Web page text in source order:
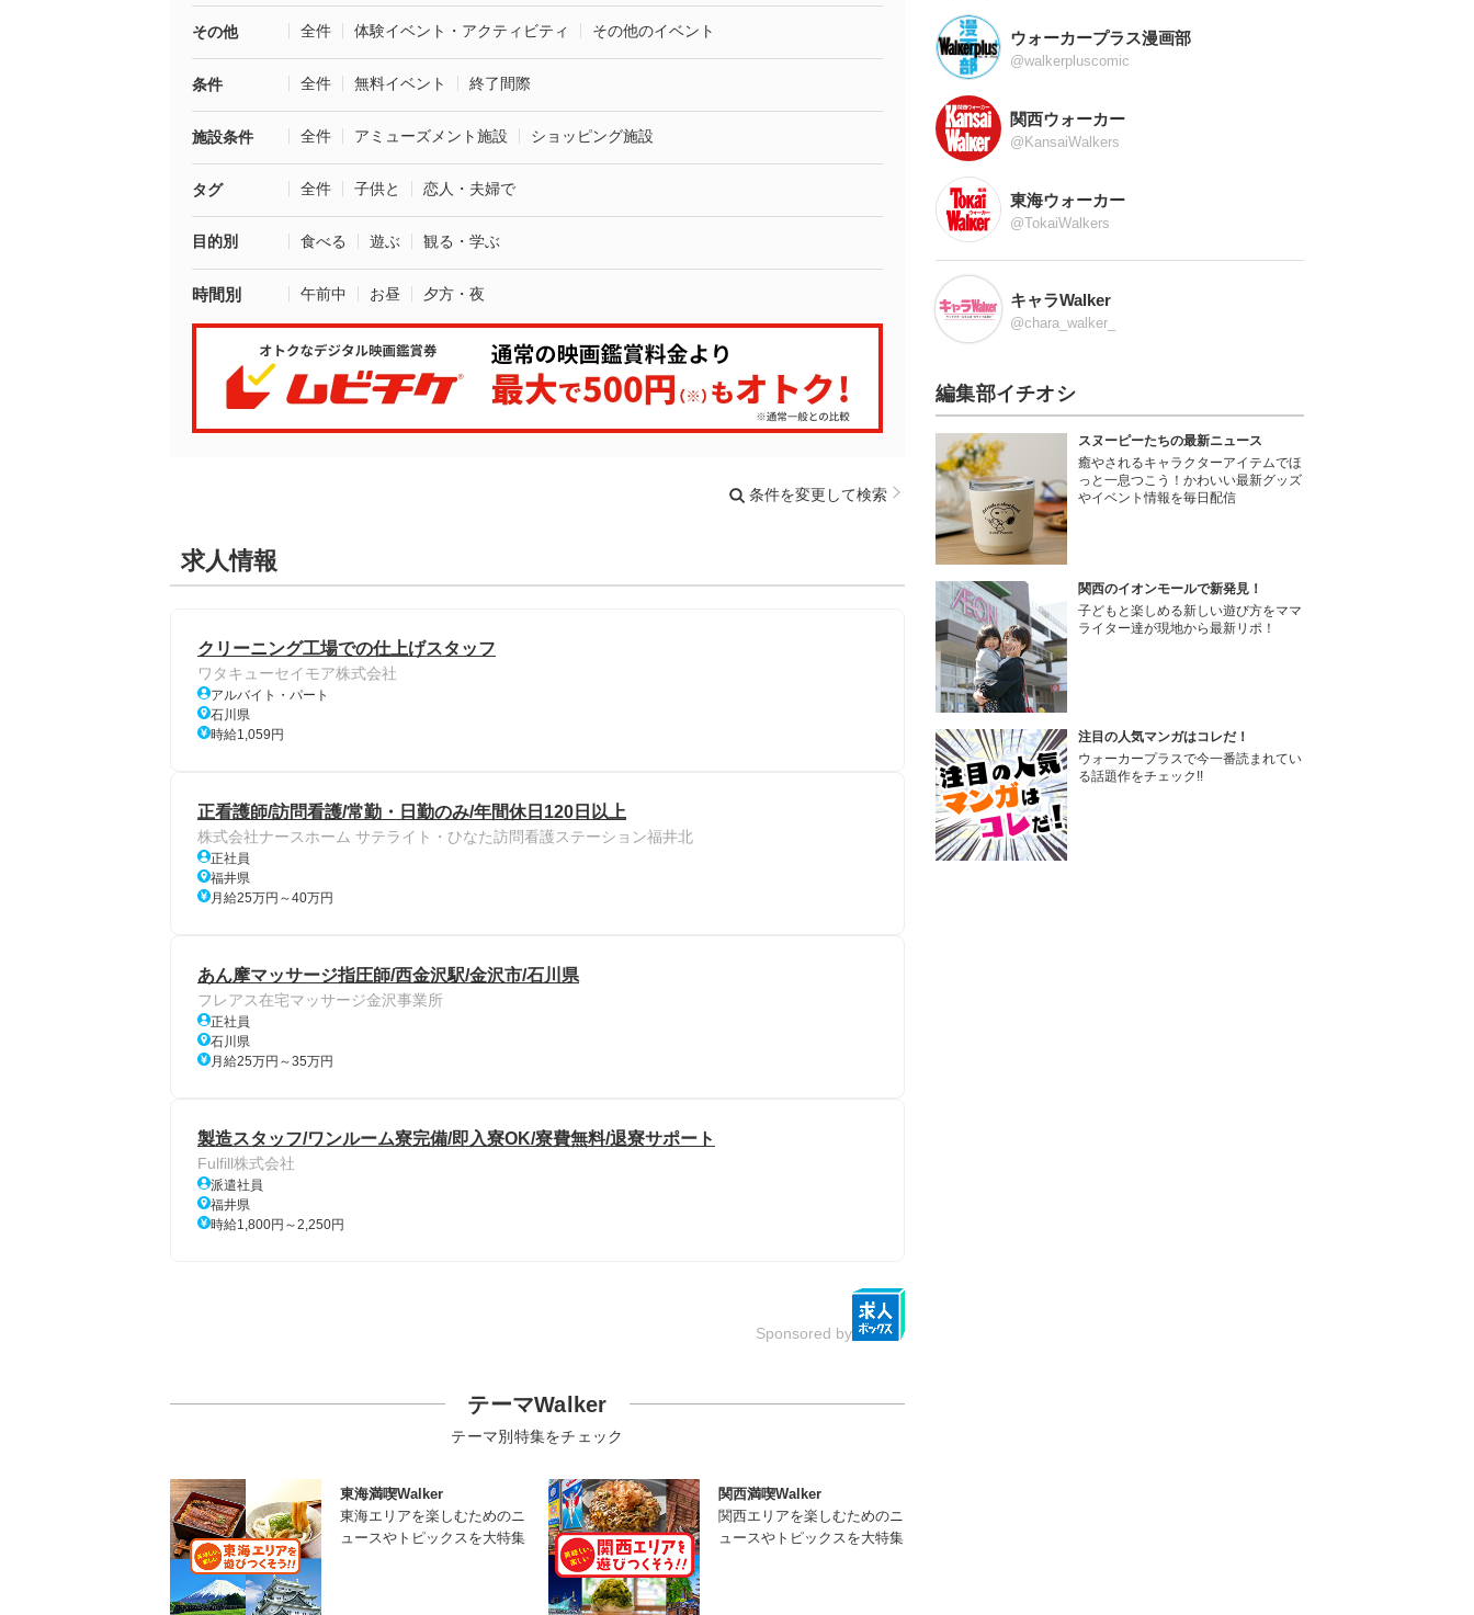
その他 全件 体験イベント・アクティビティ その他のイベント
条件 全件 無料イベント 終了間際
施設条件 全件 アミューズメント施設 ショッピング施設
タグ 全件 子供と 恋人・夫婦で
目的別 食べる 遊ぶ 観る・学ぶ
時間別 午前中 お昼 夕方・夜
条件を変更して検索
求人情報
クリーニング工場での仕上げスタッフ
ワタキューセイモア株式会社
アルバイト・パート
石川県
時給1,059円
正看護師/訪問看護/常勤・日勤のみ/年間休日120日以上
株式会社ナースホーム サテライト・ひなた訪問看護ステーション福井北
正社員
福井県
月給25万円～40万円
あん摩マッサージ指圧師/西金沢駅/金沢市/石川県
フレアス在宅マッサージ金沢事業所
正社員
石川県
月給25万円～35万円
製造スタッフ/ワンルーム寮完備/即入寮OK/寮費無料/退寮サポート
Fulfill株式会社
派遣社員
福井県
時給1,800円～2,250円
Sponsored by
テーマWalker
テーマ別特集をチェック
東海満喫Walker
東海エリアを楽しむためのニ
ュースやトピックスを大特集
関西満喫Walker
関西エリアを楽しむためのニ
ュースやトピックスを大特集
ウォーカープラス漫画部
@walkerpluscomic
関西ウォーカー
@KansaiWalkers
東海ウォーカー
@TokaiWalkers
キャラWalker
@chara_walker_
編集部イチオシ
スヌーピーたちの最新ニュース
癒やされるキャラクターアイテムでほ
っと一息つこう！かわいい最新グッズ
やイベント情報を毎日配信
関西のイオンモールで新発見！
子どもと楽しめる新しい遊び方をママ
ライター達が現地から最新リポ！
注目の人気マンガはコレだ！
ウォーカープラスで今一番読まれてい
る話題作をチェック!!